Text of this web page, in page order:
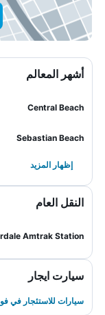
أشهر المعالم
Central Beach
Sebastian Beach
إظهار المزيد
النقل العام
Amtrak Station
سيارت ايجار
سيارات للاستئجار في